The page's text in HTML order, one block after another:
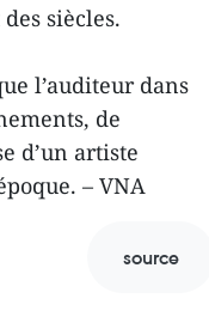
siècles.
l’auditeur dans
de
d’un artiste
– VNA
source